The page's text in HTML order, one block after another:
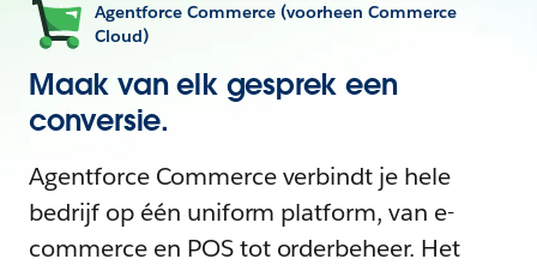
Agentforce Commerce (voorheen Commerce
Cloud)
Maak van elk gesprek een
conversie.
Agentforce Commerce verbindt je hele
bedrijf op één uniform platform, van e-
commerce en POS tot orderbeheer. Het